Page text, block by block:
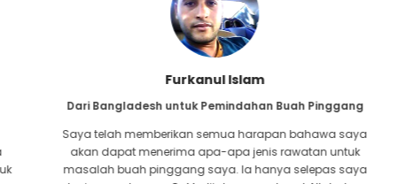
Furkanul Islam
Dari Bangladesh untuk Pemindahan Buah Pinggang
Saya telah memberikan semua harapan bahawa saya
akan dapat menerima apa-apa jenis rawatan untuk
masalah buah pinggang saya. Ia hanya selepas saya